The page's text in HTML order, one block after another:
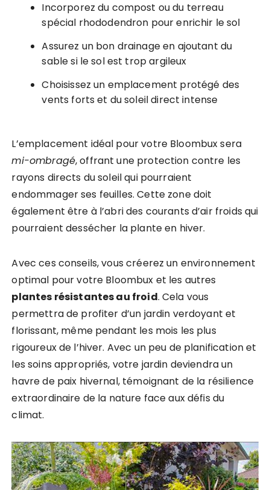
Incorporez du compost ou du terreau
spécial rhododendron pour enrichir le sol
Assurez un bon drainage en ajoutant du
sable si le sol est trop argileux
Choisissez un emplacement protégé des
vents forts et du soleil direct intense
L’emplacement idéal pour votre Bloombux sera
mi-ombragé, offrant une protection contre les
rayons directs du soleil qui pourraient
endommager ses feuilles. Cette zone doit
également être à l’abri des courants d’air froids qui
pourraient dessécher la plante en hiver.
Avec ces conseils, vous créerez un environnement
optimal pour votre Bloombux et les autres
plantes résistantes au froid. Cela vous
permettra de profiter d’un jardin verdoyant et
florissant, même pendant les mois les plus
rigoureux de l’hiver. Avec un peu de planification et
les soins appropriés, votre jardin deviendra un
havre de paix hivernal, témoignant de la résilience
extraordinaire de la nature face aux défis du
climat.